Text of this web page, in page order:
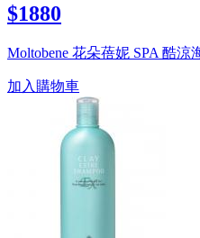
$1880
Moltobene 花朵蓓妮 SPA 酷
加入購物車